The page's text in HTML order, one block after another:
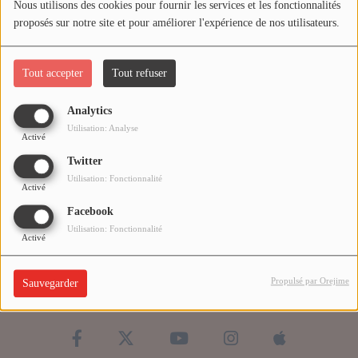
Nous utilisons des cookies pour fournir les services et les fonctionnalités
proposés sur notre site et pour améliorer l'expérience de nos utilisateurs.
Tout accepter Tout refuser
Analytics
Activé
Utilisation: Analyse
Twitter
Activé
Utilisation: Fonctionnalité
Facebook
Activé
Utilisation: Fonctionnalité
Sauvegarder Propulsé par Orejime
CHRISTIAN SHOW
Agenda
Vidéo
VIDÉO JOS TECHNOLOGY
TOP CLIP ALEFAMUSIC